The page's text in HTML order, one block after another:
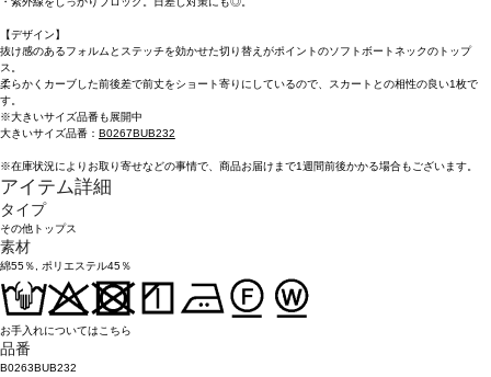
【デザイン】
抜け感のあるフォルムとステッチを効かせた切り替えがポイントのソフトボートネックのトップ
ス。
柔らかくカーブした前後差で前丈をショート寄りにしているので、スカートとの相性の良い1枚で
す。
※大きいサイズ品番も展開中
大きいサイズ品番： B0267BUB232
※在庫状況によりお取り寄せなどの事情で、商品お届けまで1週間前後かかる場合もございます。
アイテム詳細
タイプ
その他トップス
素材
綿55％, ポリエステル45％
お手入れについてはこちら
品番
B0263BUB232